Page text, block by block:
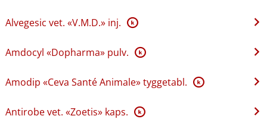
Alvegesic vet. «V.M.D.» inj. K
Amdocyl «Dopharma» pulv. K
Amodip «Ceva Santé Animale» tyggetabl. K
Antirobe vet. «Zoetis» kaps. K